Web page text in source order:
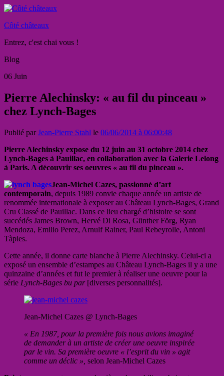
Côté châteaux
Entrez, c'est chai vous !
Blog
06 Juin
Pierre Alechinsky: « au fil du pinceau »
chez Lynch-Bages
Publié parJean-Pierre Stahl le 06/06/2014 à 06:00:48
Pierre Alechinsky expose du 12 juin au 31 octobre 2014 chez
Lynch-Bages à Pauillac, en collaboration avec la Galerie Lelong
à Paris. A découvrir ses oeuvres « au fil du pinceau ».
Jean-Michel Cazes, passionné d’art
contemporain, depuis 1989 convie chaque année un artiste de
renommée internationale à exposer au Château Lynch-Bages, Grand
Cru Classé de Pauillac. Dans ce lieu chargé d’histoire se sont
succédés James Brown, Hervé Di Rosa, Günther Förg, Ryan
Mendoza, Emilio Perez, Arnulf Rainer, Paul Rebeyrolle, Antoni
Tàpies.
Cette année, il donne carte blanche à Pierre Alechinsky. Celui-ci a
exposé un ensemble d’estampes au Château Lynch-Bages il y a une
quinzaine d’années et fut le premier à réaliser une oeuvre pour la
série Lynch-Bages bu par[diverses personnalités].
Jean-Michel Cazes @ Lynch-Bages
« En 1987, pour la première fois nous avions imaginé
de demander à un artiste de créer une oeuvre inspirée
par le vin. Sa première oeuvre « l’esprit du vin » agit
comme un déclic », selon Jean-Michel Cazes